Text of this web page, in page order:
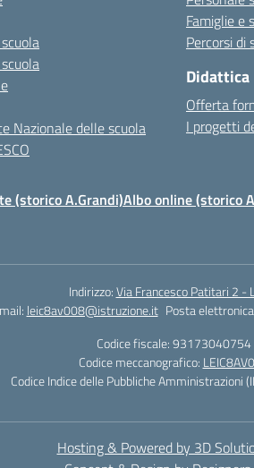
Nazionale delle scuola
Famiglie e
Percorsi di
Didattica
Offerta
I progetti
(storico A.Grandi)Albo online (storico
Indirizzo:Via Francesco Patitari 2 -
leic8av008@istruzione.it Posta
Codice fiscale: 93173040754
Codice meccanografico:
Codice Indice delle Pubbliche Amministrazioni
Hosting & Powered by 3D